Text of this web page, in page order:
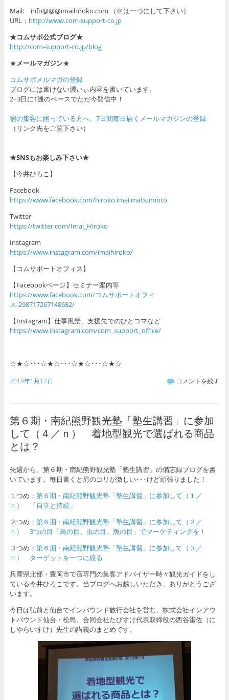
Mail: info@@@imaihiroko.com （＠は一つにして下さい）
URL： http://www.com-support-co.jp
★コムサポ公式ブログ★
http://com-support-co.jp/blog
★メールマガジン★
コムサポメルマガの登録
ブログには書けない濃いぃ内容を書いています。
2−3日に1通のペースでただ今発信中！
宿の集客に困っている方へ、7日間毎日届くメールマガジンの登録
（リンク先をご覧下さい）
★SNSもお楽しみ下さい★
【今井ひろこ】
Facebook
https://www.facebook.com/hiroko.imai.matsumoto
Twitter
https://twitter.com/Imai_Hiroko
Instagram
https://www.instagram.com/imaihiroko/
【コムサポートオフィス】
【Facebookページ】セミナー案内等
https://www.facebook.com/コムサポートオフィ
ス-298717267148682/
【Instagram】仕事風景、支援先でのひとコマなど
https://www.instagram.com/com_support_office/
☆★☆･･･☆★☆･･･☆★☆･･･☆★☆
2019年1月17日 コメントを残す
第６期・南紀熊野観光塾「塾生講習」に参加
して（４／ｎ） 着地型観光で選ばれる商品
とは？
先週から、第６期・南紀熊野観光塾「塾生講習」の備忘録ブログを書
いています。毎日書くと肩のコリが激しい･･･けど頑張りました！
１つめ： 第６期・南紀熊野観光塾「塾生講習」に参加して（１／
ｎ） 「自立と持続」
２つめ： 第６期・南紀熊野観光塾「塾生講習」に参加して（２／
ｎ） 3つの目「鳥の目、虫の目、魚の目」でマーケティングを！
３つめ： 第６期・南紀熊野観光塾「塾生講習」に参加して（３／
ｎ） ターゲットを一つに絞る
兵庫県北部・豊岡市で宿専門の集客アドバイザー時々観光ガイドをし
ている今井ひろこです。当ブログへお越しいただき、ありがとうござ
います。
今日は弘前と仙台でインバウンド旅行会社を営む、株式会社インアウ
トバウンド仙台・松島、合同会社たびすけ代表取締役の西谷雷佐（に
しやらいすけ）先生の講義のまとめです。